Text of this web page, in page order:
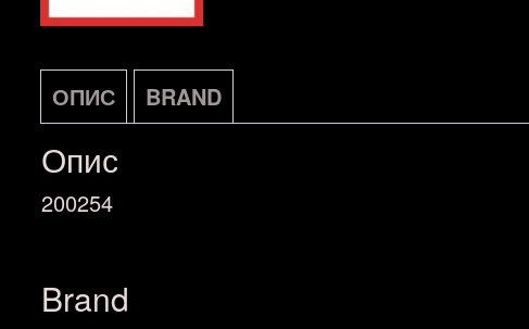
ОПИС BRAND
Опис
200254
Brand